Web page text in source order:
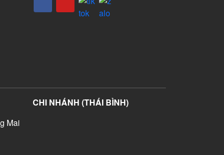
Mai
CHI NHÁNH (THÁI BÌNH)